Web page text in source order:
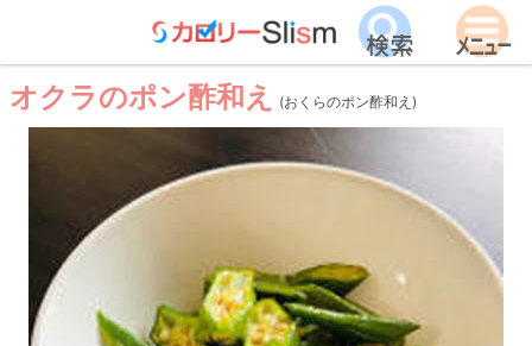
オクラのポン酢和え (おくらのポン酢和え)